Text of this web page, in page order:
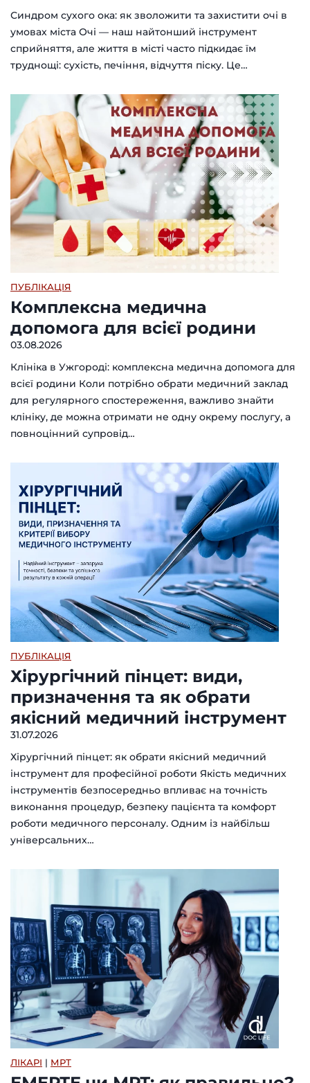
Синдром сухого ока: як зволожити та захистити очі в
умовах міста Очі — наш найтонший інструмент
сприйняття, але життя в місті часто підкидає їм
труднощі: сухість, печіння, відчуття піску. Це…
ПУБЛІКАЦІЯ
Комплексна медична
допомога для всієї родини
03.08.2026
Клініка в Ужгороді: комплексна медична допомога для
всієї родини Коли потрібно обрати медичний заклад
для регулярного спостереження, важливо знайти
клініку, де можна отримати не одну окрему послугу, а
повноцінний супровід…
ПУБЛІКАЦІЯ
Хірургічний пінцет: види,
призначення та як обрати
якісний медичний інструмент
31.07.2026
Хірургічний пінцет: як обрати якісний медичний
інструмент для професійної роботи Якість медичних
інструментів безпосередньо впливає на точність
виконання процедур, безпеку пацієнта та комфорт
роботи медичного персоналу. Одним із найбільш
універсальних…
ЛІКАРІ | МРТ